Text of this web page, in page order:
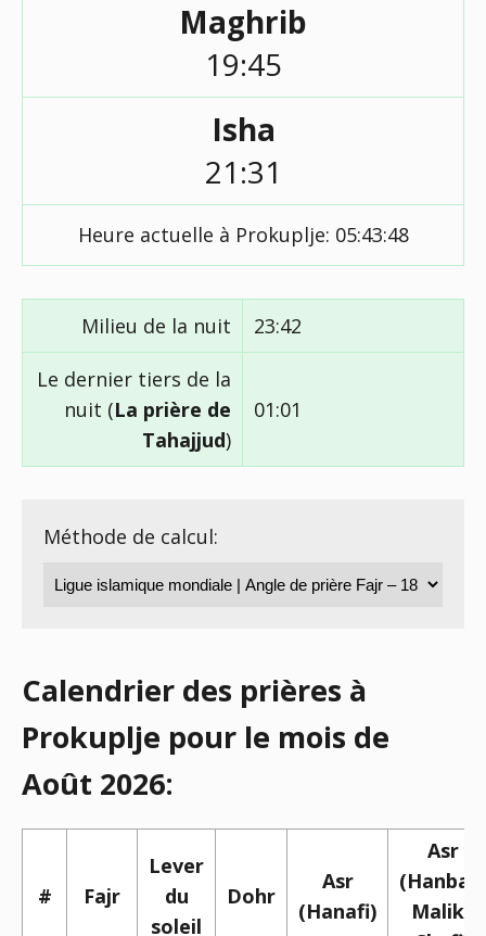
Maghrib
19:45
Isha
21:31
Heure actuelle à Prokuplje: 05:43:49
Milieu de la nuit 23:42
Le dernier tiers de la
nuit (La prière de
Tahajjud)
01:01
Méthode de calcul:
Calendrier des prières à
Prokuplje pour le mois de
Août 2026:
# Fajr
Lever
du
soleil
Dohr
Asr
(Hanafi)
Asr
(Hanbali,
Maliki,